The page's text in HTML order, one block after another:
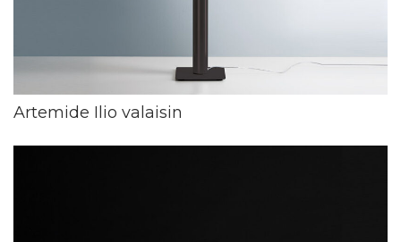
Artemide Ilio valaisin